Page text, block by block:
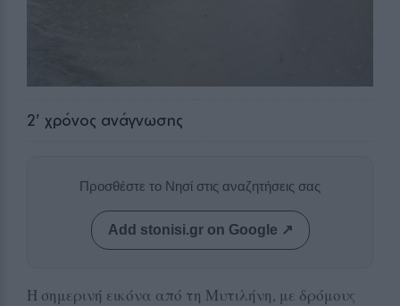
2' χρόνος ανάγνωσης
Προσθέστε το Νησί στις αναζητήσεις σας
Add stonisi.gr on Google ↗
Η σημερινή εικόνα από τη Μυτιλήνη, με δρόμους